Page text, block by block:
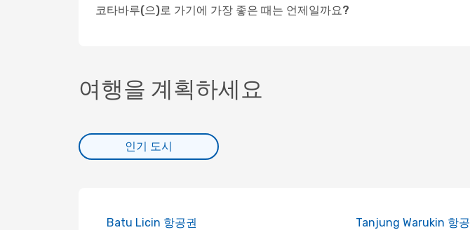
코타바루(으)로 가기에 가장 좋은 때는 언제일까요?
여행을 계획하세요
인기 도시
Batu Licin 항공권 Tanjung Warukin 항